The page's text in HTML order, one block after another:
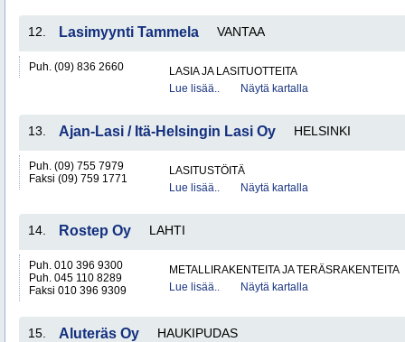
12. Lasimyynti Tammela VANTAA
Puh. (09) 836 2660
LASIA JA LASITUOTTEITA
Lue lisää..
Näytä kartalla
13. Ajan-Lasi / Itä-Helsingin Lasi Oy HELSINKI
Puh. (09) 755 7979
Faksi (09) 759 1771
LASITUSTÖITÄ
Lue lisää..
Näytä kartalla
14. Rostep Oy LAHTI
Puh. 010 396 9300
Puh. 045 110 8289
Faksi 010 396 9309
METALLIRAKENTEITA JA TERÄSRAKENTEITA
Lue lisää..
Näytä kartalla
15. Aluteräs Oy HAUKIPUDAS